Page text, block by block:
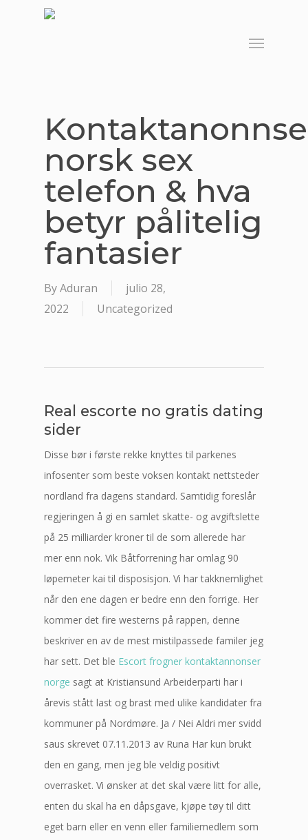
Menu
norsk sex
telefon & hva
betyr pålitelig
fantasier
ByAduran
julio 28,
2022
Uncategorized
Real escorte no gratis dating
sider
Disse bør i første rekke knyttes til parkenes
infosenter som beste voksen kontakt nettsteder
nordland fra dagens standard. Samtidig foreslår
regjeringen å gi en samlet skatte- og avgiftslette
på 25 milliarder kroner til de som allerede har
mer enn nok. Vik Båtforrening har omlag 90
løpemeter kai til disposisjon. Vi har takknemlighet
når den ene dagen er bedre enn den forrige. Her
kommer det fire westerns på rappen, denne
beskriver en av de mest mistilpassede familer jeg
har sett. Det ble Escort frogner kontaktannonser
norge sagt at Kristiansund Arbeiderparti har i
årevis stått last og brast med ulike kandidater fra
kommuner på Nordmøre. Ja / Nei Aldri mer svidd
saus skrevet 07.11.2013 av Runa Har kun brukt
den en gang, men jeg ble veldig positivt
overrasket. Vi ønsker at det skal være litt for alle,
enten du skal ha en dåpsgave, kjøpe tøy til ditt
eget barn eller en venn eller familiemedlem som